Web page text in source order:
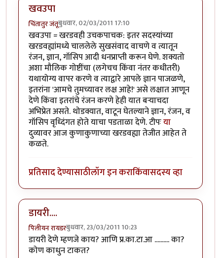
खवउपा
चिंतातुर जंतूबुधवार, 02/03/2011 17:10
खवउपा = खरडवही उचकपाचक: इतर सदस्यांच्या
खरडवह्यांमध्ये चाललेले सुखसंवाद वाचणे व त्यातून
रंजन, ज्ञान, गॉसिप आदी धनप्राप्ती करून घेणे. शक्यतो
अशा मौलिक गोष्टींचा (लगेचच किंवा नंतर कधीतरी)
यथायोग्य वापर करणे व त्याद्वारे आपले ज्ञान पाजळणे,
इतरांना 'आमचे तुमच्यावर लक्ष आहे!' असे लक्षात आणून
देणे किंवा इतरांचे रंजन करणे हेही यात बर्‍याचदा
अभिप्रेत असते. थोडक्यात, वाटून घेतल्याने ज्ञान, रंजन, व
गॉसिप वृध्दिंगत होते याचा पडताळा देणे. टीपःया
दुव्यावर आज कुणाकुणाच्या खरडवह्या तेजीत आहेत ते
कळते.
प्रतिसाद देण्यासाठीलॉग इन कराकिंवासदस्य व्हा
डायरी....
पिलीयन रायडरबुधवार, 23/03/2011 10:23
डायरी देणे म्हणजे काय? आणि प्र.का.टा.आ .......... का?
कोण काधुन टाकत?